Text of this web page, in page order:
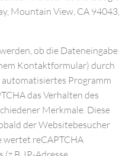
Mountain View, CA 94043,
ob die Dateneingabe
Kontaktformular) durch
Programm
das Verhalten des
Merkmale. Diese
der Websitebesucher
reCAPTCHA